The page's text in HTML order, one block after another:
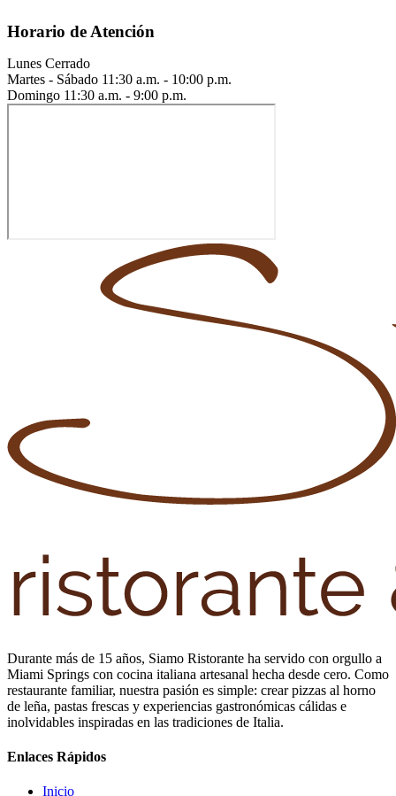
Horario de Atención
Lunes Cerrado
Martes - Sábado 11:30 a.m. - 10:00 p.m.
Domingo 11:30 a.m. - 9:00 p.m.
Durante más de 15 años, Siamo Ristorante ha servido con orgullo a
Miami Springs con cocina italiana artesanal hecha desde cero. Como
restaurante familiar, nuestra pasión es simple: crear pizzas al horno
de leña, pastas frescas y experiencias gastronómicas cálidas e
inolvidables inspiradas en las tradiciones de Italia.
Enlaces Rápidos
Inicio